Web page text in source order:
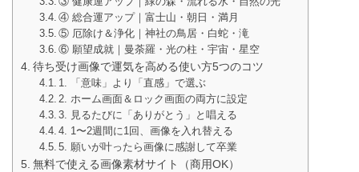
④ 総合運アップ｜富士山・朝日・満月
⑤ 厄除け＆浄化｜神社の鳥居・白蛇・滝
⑥ 願望成就｜曼荼羅・光の柱・宇宙・星空
待ち受け画像で運気を高める使い方5つのコツ
1. 「意味」より「直感」で選ぶ
2. ホーム画面＆ロック画面の両方に設定
3. 見るたびに「ありがとう」と唱える
4. 1〜2週間に1回、画像を入れ替える
5. 願いが叶ったら画像に感謝して卒業
無料で使える画像素材サイト（商用OK）